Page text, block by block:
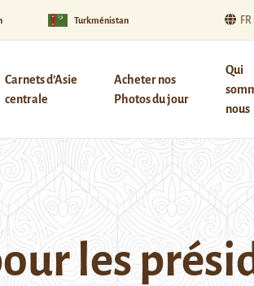
Turkménistan FR
Carnets d’Asie
centrale
Acheter nos
Photos du jour
Qui
nous
les